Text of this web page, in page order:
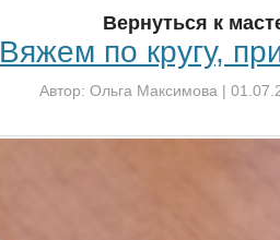
Вернуться к
Вяжем по кругу,
Автор: Ольга Максимова |